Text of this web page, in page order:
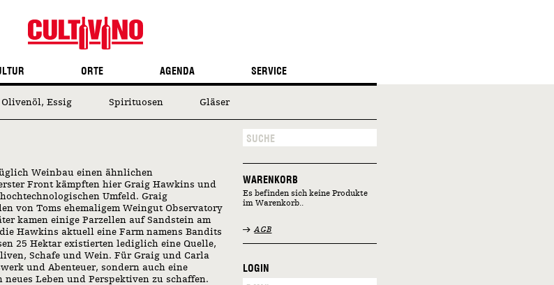
ORTE AGENDA SERVICE
Olivenöl, Essig Spirituosen Gläser
Weinbau einen ähnlichen
Front kämpften hier Graig Hawkins und
Umfeld. Graig
von Toms ehemaligem Weingut Observatory
kamen einige Parzellen auf Sandstein am
Hawkins aktuell eine Farm namens Bandits
25 Hektar existierten lediglich eine Quelle,
Schafe und Wein. Für Graig und Carla
und Abenteuer, sondern auch eine
Leben und Perspektiven zu schaffen.
WARENKORB
Es befinden sich keine Produkte
im Warenkorb..
AGB
LOGIN